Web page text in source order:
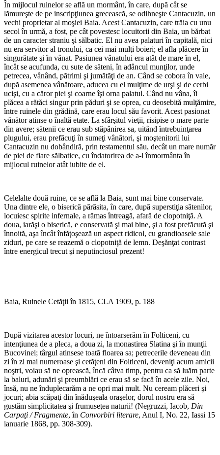
În mijlocul ruinelor se află un mormânt, în care, după cât se
lămureşte de pe inscripţiunea grecească, se odihneşte Cantacuzin, un
vechi proprietar al moşiei Baia. Acest Cantacuzin, care trăia cu unu
secol în urmă, a fost, pe cât povestesc locuitorii din Baia, un bărbat
de un caracter straniu şi sălbatic. El nu avea palaturi în capitală, nici
nu era servitor al tronului, ca cei mai mulţi boieri; el afla plăcere în
singurătate şi în vânat. Pasiunea vânatului era atât de mare în el,
încât se acufunda, cu sute de săteni, în adâncul munţilor, unde
petrecea, vânând, pătrimi şi jumătăţi de an. Când se cobora în vale,
după asemenea vânătoare, aducea cu el mulţime de urşi şi de cerbi
ucişi, cu a căror piei şi coarne îşi orna palatul. Când nu vâna, îi
plăcea a rătăci singur prin păduri şi se oprea, cu deosebită mulţămire,
între ruinele din grădină, care erau locul său favorit. Acest pasionat
vânător atinse o înaltă etate. La sfârşitul vieţii, risipise o mare parte
din avere; sătenii ce erau sub stăpânirea sa, uitând întrebuinţarea
plugului, erau prefăcuţi în sumeţi vânători, şi moştenitorii lui
Cantacuzin nu dobândiră, prin testamentul său, decât un mare număr
de piei de fiare sălbatice, cu îndatorirea de a-l înmormânta în
mijlocul ruinelor atât iubite de el.
Celelalte două ruine, ce se află la Baia, sunt mai bine conservate.
Una dintre ele, o biserică părăsita, în care, după superstiţia sătenilor,
locuiesc spirite infernale, a rămas întreagă, afară de clopotniţă. A
doua, iarăşi o biserică, e conservată şi mai bine, şi a fost prefăcută şi
înnoită, aşa încât înfăţoşează un aspect ridicol, cu grandioasele sale
ziduri, pe care se reazemă o clopotniţă de lemn. Deşănţat contrast
între energicul trecut şi neputinciosul prezent!
Baia, Ruinele Cetăţii în 1815, CLA 1909, p. 188
După vizitarea acestor locuri, ne întoarserăm în Folticeni, cu
intenţiunea de a pleca, a doua zi, la monastirea Slatina şi în munţii
Bucovinei; târgul atinsese toată floarea sa; petrecerile deveneau din
zi în zi mai numeroase şi cetăţeni din Folticeni, deveniţi acum amicii
noştri, voiau să ne oprească, încă câtva timp, pentru ca să luăm parte
la baluri, adunări şi preumblări ce erau să se facă în acele zile. Noi,
însă, nu ne înduplecarăm a ne opri mai mult. Nu ceream plăceri şi
jocuri; abia scăpaţi din înăduşeala oraşelor, dorul nostru era să
gustăm simplicitatea şi frumuseţea naturii! (Negruzzi, Iacob, Din
Carpaţi / Fragmente, în Convorbiri literare, Anul I, No. 22, Iassi 15
ianuarie 1868, pp. 308-309).